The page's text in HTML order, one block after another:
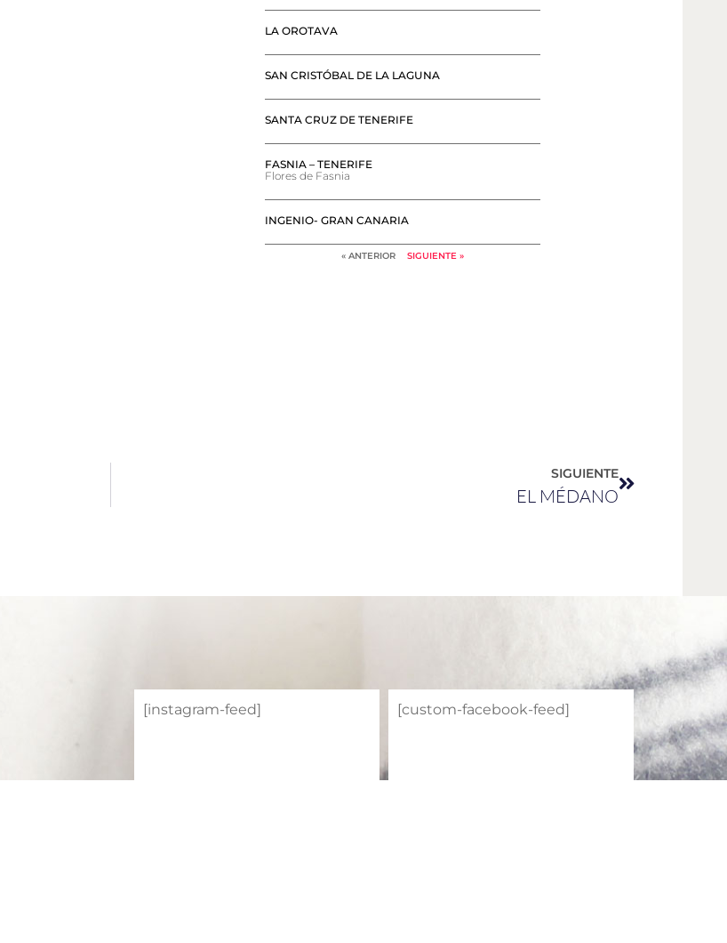
LA OROTAVA
SAN CRISTÓBAL DE LA LAGUNA
SANTA CRUZ DE TENERIFE
FASNIA – TENERIFE
Flores de Fasnia
INGENIO- GRAN CANARIA
« ANTERIOR SIGUIENTE »
SIGUIENTE
EL MÉDANO
[instagram-feed] [custom-facebook-feed]